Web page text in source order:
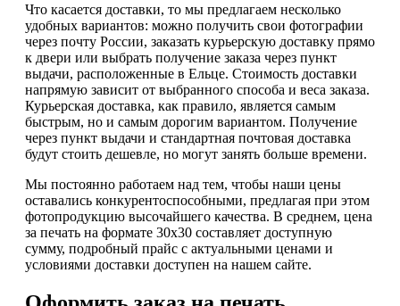
Что касается доставки, то мы предлагаем несколько
удобных вариантов: можно получить свои фотографии
через почту России, заказать курьерскую доставку прямо
к двери или выбрать получение заказа через пункт
выдачи, расположенные в Ельце. Стоимость доставки
напрямую зависит от выбранного способа и веса заказа.
Курьерская доставка, как правило, является самым
быстрым, но и самым дорогим вариантом. Получение
через пункт выдачи и стандартная почтовая доставка
будут стоить дешевле, но могут занять больше времени.
Мы постоянно работаем над тем, чтобы наши цены
оставались конкурентоспособными, предлагая при этом
фотопродукцию высочайшего качества. В среднем, цена
за печать на формате 30х30 составляет доступную
сумму, подробный прайс с актуальными ценами и
условиями доставки доступен на нашем сайте.